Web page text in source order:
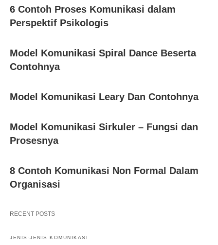
6 Contoh Proses Komunikasi dalam
Perspektif Psikologis
Model Komunikasi Spiral Dance Beserta
Contohnya
Model Komunikasi Leary Dan Contohnya
Model Komunikasi Sirkuler – Fungsi dan
Prosesnya
8 Contoh Komunikasi Non Formal Dalam
Organisasi
RECENT POSTS
JENIS-JENIS KOMUNIKASI